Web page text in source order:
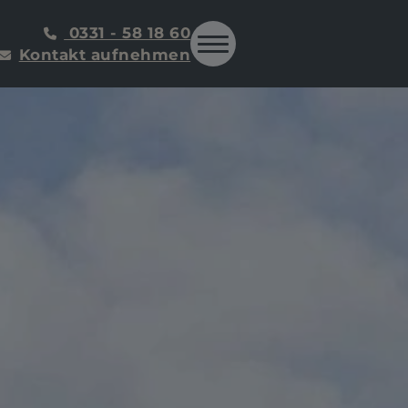
0331 - 58 18 60
Kontakt aufnehmen